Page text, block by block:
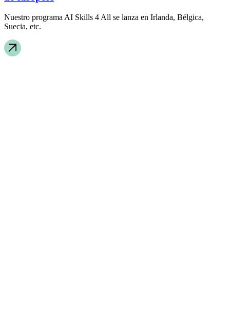
Nuestro programa AI Skills 4 All se lanza en Irlanda, Bélgica,
Suecia, etc.